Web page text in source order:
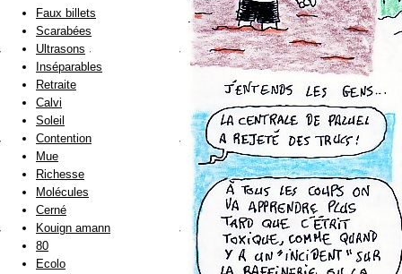
Faux billets
Scarabées
Ultrasons
Inséparables
Retraite
Calvi
Soleil
Contention
Mue
Richesse
Molécules
Cerné
Kouign amann
80
Ecolo